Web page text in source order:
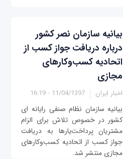
بیانیه سازمان نصر کشور
درباره دریافت جواز کسب از
اتحادیه کسب‌وکارهای
مجازی
اخبار ایران 11/04/1397 - 16:19
بیانیه سازمان نظام صنفی رایانه ای
کشور در خصوص تلاش برای الزام
مشتریان پرداخت‌یارها به دریافت
جواز کسب از اتحادیه کسب‌وکارهای
مجازی منتشر شد.